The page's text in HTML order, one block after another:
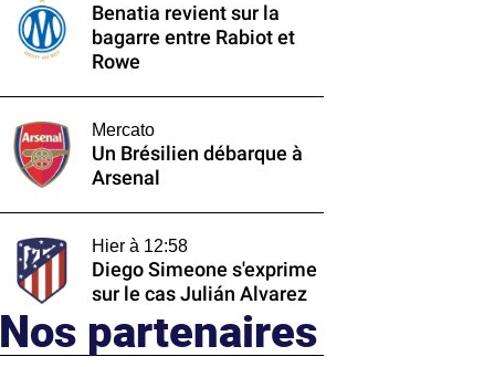
Benatia revient sur la
bagarre entre Rabiot et
Rowe
Mercato
Un Brésilien débarque à
Arsenal
Hier à 12:58
Diego Simeone s'exprime
sur le cas Julián Alvarez
Nos partenaires